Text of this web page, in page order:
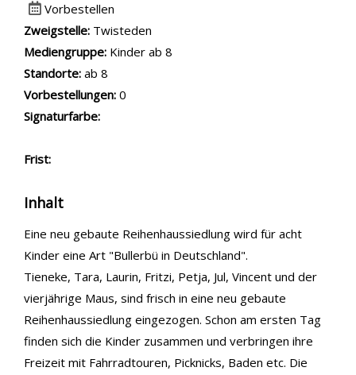
Vorbestellen
Zweigstelle: Twisteden
Mediengruppe: Kinder ab 8
Standorte: ab 8
Vorbestellungen: 0
Signaturfarbe:
Frist:
Inhalt
Eine neu gebaute Reihenhaussiedlung wird für acht
Kinder eine Art "Bullerbü in Deutschland".
Tieneke, Tara, Laurin, Fritzi, Petja, Jul, Vincent und der
vierjährige Maus, sind frisch in eine neu gebaute
Reihenhaussiedlung eingezogen. Schon am ersten Tag
finden sich die Kinder zusammen und verbringen ihre
Freizeit mit Fahrradtouren, Picknicks, Baden etc. Die